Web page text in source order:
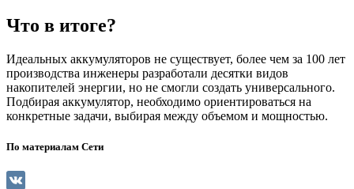
Что в итоге?
Идеальных аккумуляторов не существует, более чем за 100 лет
производства инженеры разработали десятки видов
накопителей энергии, но не смогли создать универсального.
Подбирая аккумулятор, необходимо ориентироваться на
конкретные задачи, выбирая между объемом и мощностью.
По материалам Сети